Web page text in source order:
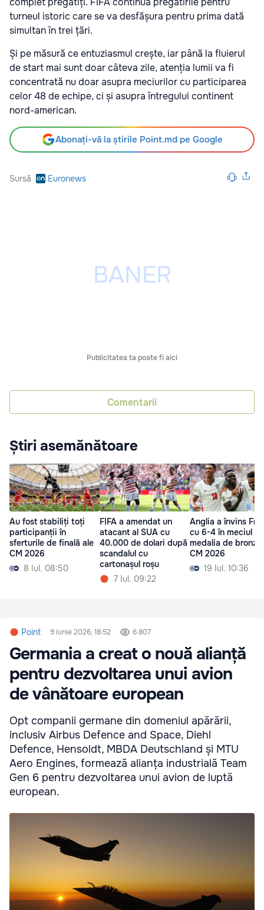
turneul istoric care se va desfășura pentru prima dată
simultan în trei țări.
Și pe măsură ce entuziasmul crește, iar până la fluierul
de start mai sunt doar câteva zile, atenția lumii va fi
concentrată nu doar asupra meciurilor cu participarea
celor 48 de echipe, ci și asupra întregului continent
nord-american.
Abonați-vă la știrile Point.md pe Google
Sursă Euronews
Publicitatea ta poate fi aici
Comentarii
Știri asemănătoare
Au fost stabiliți toți
participanții în
sferturile de finală ale
CM 2026
8 Iul. 08:50
FIFA a amendat un
atacant al SUA cu
40.000 de dolari după
scandalul cu
cartonașul roșu
7 Iul. 09:22
Anglia a învins
cu 6-4 în meciul
medalia de bronz
CM 2026
19 Iul. 10:36
Point 9 iunie 2026, 18:52 6 807
Germania a creat o nouă alianță
pentru dezvoltarea unui avion
de vânătoare european
Opt companii germane din domeniul apărării,
inclusiv Airbus Defence and Space, Diehl
Defence, Hensoldt, MBDA Deutschland și MTU
Aero Engines, formează alianța industrială Team
Gen 6 pentru dezvoltarea unui avion de luptă
european.